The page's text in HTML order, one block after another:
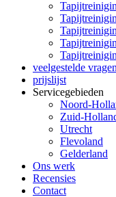
veelgestelde vragen
prijslijst
Servicegebieden
Noord-
Zuid-
Utrecht
Flevoland
Gelderland
Ons werk
Recensies
Contact